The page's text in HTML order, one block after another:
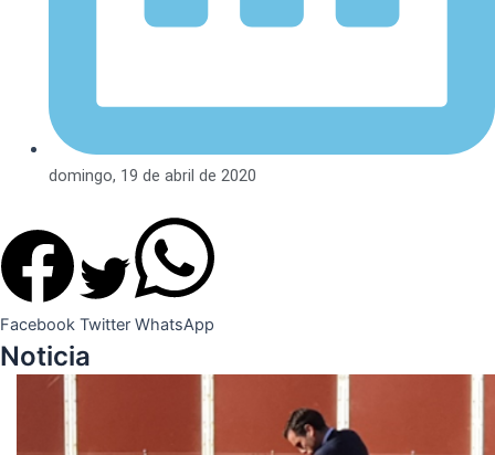
domingo, 19 de abril de 2020
Facebook Twitter WhatsApp
Noticia